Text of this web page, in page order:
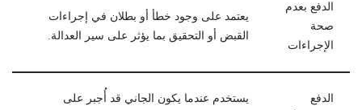
الدفع بعدم
صحة
الإجراءات
يعتمد على وجود خطأ أو بطلان في إجراءات
القبض أو التحقيق بما يؤثر على سير العدالة.
الدفع
يستخدم عندما يكون الجاني قد أُجبر على